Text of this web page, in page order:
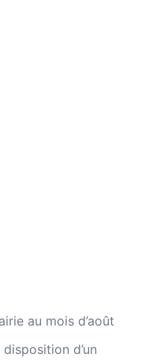
au mois d’août
d’un